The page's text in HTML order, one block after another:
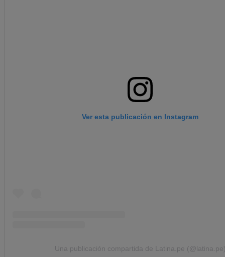
Ver esta publicación en Instagram
Una publicación compartida de Latina.pe